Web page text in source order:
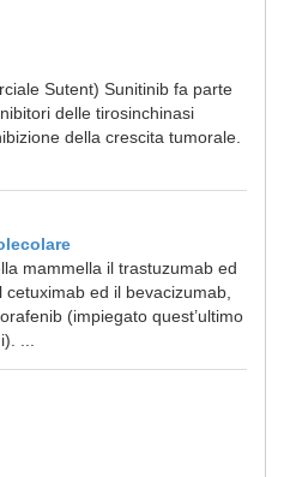
Sutent) Sunitinib fa parte
delle tirosinchinasi
della crescita tumorale.
mammella il trastuzumab ed
ed il bevacizumab,
(impiegato quest’ultimo
...